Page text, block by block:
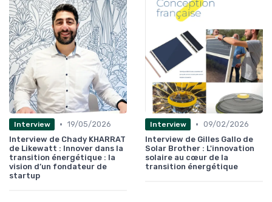
Interview • 19/05/2026
Interview de Chady KHARRAT
de Likewatt : Innover dans la
transition énergétique : la
vision d’un fondateur de
startup
Interview • 09/02/2026
Interview de Gilles Gallo de
Solar Brother : L'innovation
solaire au cœur de la
transition énergétique